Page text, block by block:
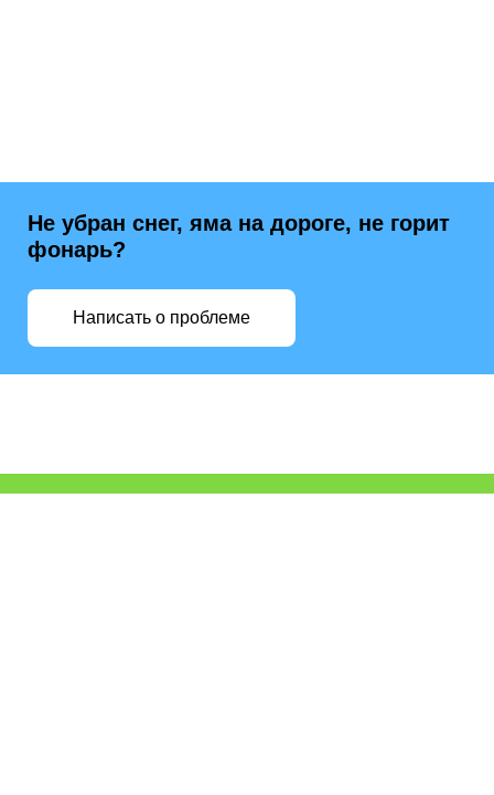
Не убран снег, яма на дороге, не горит
фонарь?
Написать о проблеме